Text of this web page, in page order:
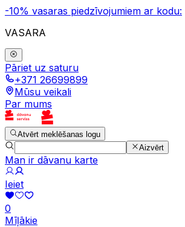
-10% vasaras piedzīvojumiem ar kodu:
VASARA
Pāriet uz saturu
+371 26699899
Mūsu veikali
Par mums
Atvērt meklēšanas logu
Aizvērt
Man ir dāvanu karte
Ieiet
0
Mīļākie